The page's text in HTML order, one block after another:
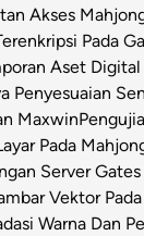
Akses
Pada
Aset Digital
Penyesuaian
Maxwin
Pada
Server
Vektor
Warna Dan